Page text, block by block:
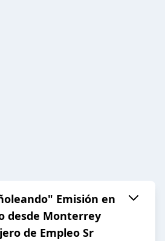
Emisión en
desde Monterrey
de Empleo Sr